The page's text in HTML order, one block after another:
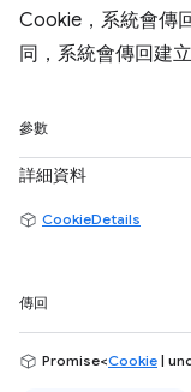
Cookie，系統會傳
同，系統會傳回建
參數
詳細資料
CookieDetails
傳回
Promise<Cookie |